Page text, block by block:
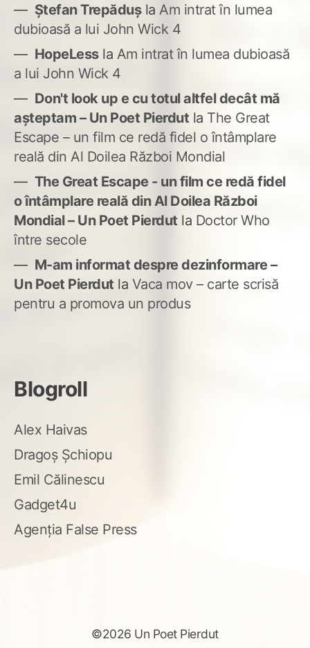
Ștefan Trepădușla Am intrat în lumea
dubioasă a lui John Wick 4
HopeLessla Am intrat în lumea dubioasă
a lui John Wick 4
Don't look up e cu totul altfel decât mă
așteptam – Un Poet Pierdut la The Great
Escape – un film ce redă fidel o întâmplare
reală din Al Doilea Război Mondial
The Great Escape - un film ce redă fidel
o întâmplare reală din Al Doilea Război
Mondial – Un Poet Pierdut la Doctor Who
între secole
M-am informat despre dezinformare –
Un Poet Pierdut la Vaca mov – carte scrisă
pentru a promova un produs
Blogroll
Alex Haivas
Dragoș Șchiopu
Emil Călinescu
Gadget4u
Agenția False Press
©2026 Un Poet Pierdut